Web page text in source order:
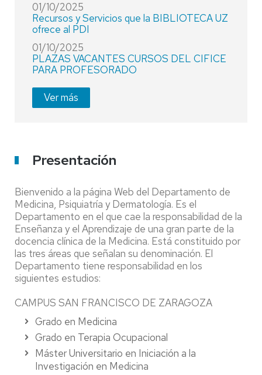
01/10/2025
Recursos y Servicios que la BIBLIOTECA UZ
ofrece al PDI
01/10/2025
PLAZAS VACANTES CURSOS DEL CIFICE
PARA PROFESORADO
Ver más
Presentación
Bienvenido a la página Web del Departamento de
Medicina, Psiquiatría y Dermatología. Es el
Departamento en el que cae la responsabilidad de la
Enseñanza y el Aprendizaje de una gran parte de la
docencia clínica de la Medicina. Está constituido por
las tres áreas que señalan su denominación. El
Departamento tiene responsabilidad en los
siguientes estudios:
CAMPUS SAN FRANCISCO DE ZARAGOZA
Grado en Medicina
Grado en Terapia Ocupacional
Máster Universitario en Iniciación a la
Investigación en Medicina